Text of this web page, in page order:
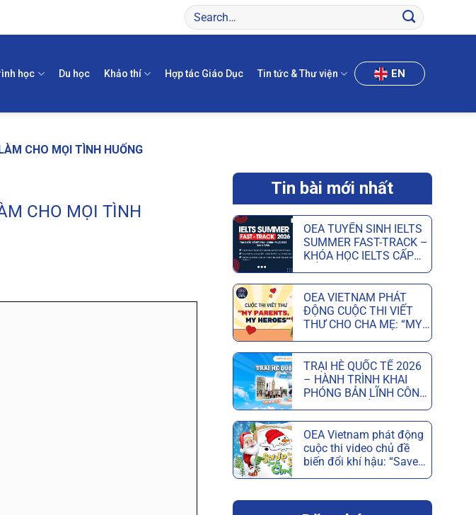
học Du học Khảo thí Hợp tác Giáo Dục Tin tức & Thư viện EN
CHO MỌI TÌNH HUỐNG
CHO MỌI TÌNH
Tin bài mới nhất
OEA TUYỂN SINH IELTS
SUMMER FAST-TRACK –
KHÓA HỌC IELTS CẤP
TIÊU CHỈ SAU 6 TUẦN
OEA VIETNAM PHÁT
ĐỘNG CUỘC THI VIẾT
THƯ CHO CHA MẸ: “MY
MỪNG NGÀY CỦA CHA
VÀ NGÀY CỦA MẸ
TRẠI HÈ QUỐC TẾ 2026
– HÀNH TRÌNH KHAI
PHÓNG BẢN LĨNH CÔNG
OEA Vietnam phát động
cuộc thi video chủ đề
biến đổi khí hậu: “Save